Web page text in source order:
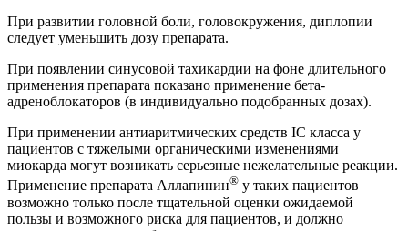
При развитии головной боли, головокружения, диплопии
следует уменьшить дозу препарата.
При появлении синусовой тахикардии на фоне длительного
применения препарата показано применение бета-
адреноблокаторов (в индивидуально подобранных дозах).
При применении антиаритмических средств IC класса у
пациентов с тяжелыми органическими изменениями
миокарда могут возникать серьезные нежелательные реакции.
Применение препарата Аллапинин® у таких пациентов
возможно только после тщательной оценки ожидаемой
пользы и возможного риска для пациентов, и должно